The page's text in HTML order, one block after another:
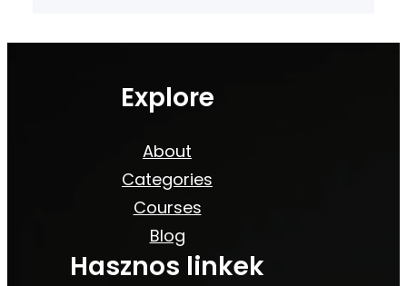
Explore
About
Categories
Courses
Blog
Hasznos linkek